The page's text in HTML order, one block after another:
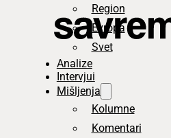
Region
Evropa
Svet
Analize
Intervjui
Mišljenja
Kolumne
Komentari